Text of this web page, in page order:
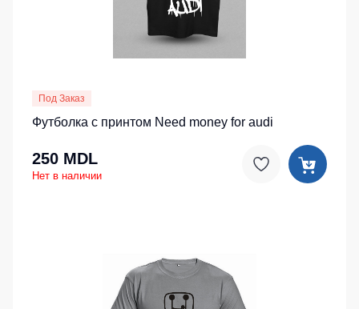
Под Заказ
Футболка с принтом Need money for audi
250 MDL
Нет в наличии